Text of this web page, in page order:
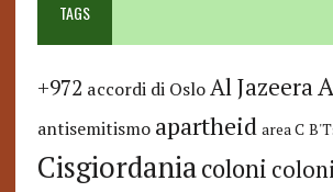
TAGS
+972 accordi di Oslo Al Jazeera
antisemitismo apartheid area C
Cisgiordaniacoloni